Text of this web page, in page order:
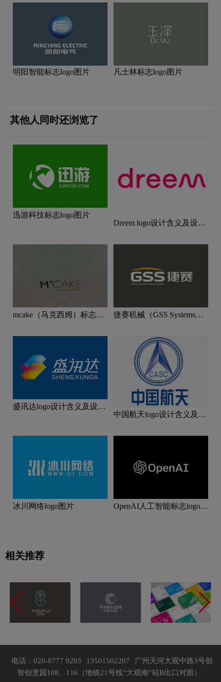
明阳智能标志logo图片 凡士林标志logo图片
其他人同时还浏览了
迅游科技标志logo图片
Dreem logo设计含义及设计
mcake（马克西姆）标志
捷赛机械（GSS Systems）
盛讯达logo设计含义及设计
中国航天logo设计含义及设
冰川网络logo图片
OpenAI人工智能标志logo图
相关推荐
电话：020-8777 9203 13501502207
广州天河大观中路3号创
智创意园108、116（地铁21号线“大观南”站B出口对面）